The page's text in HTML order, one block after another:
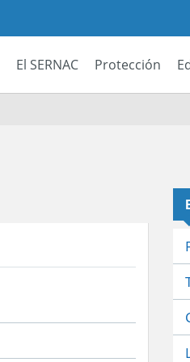
El SERNAC Protección